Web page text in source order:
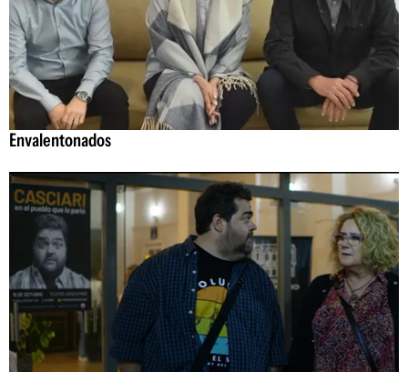
Envalentonados